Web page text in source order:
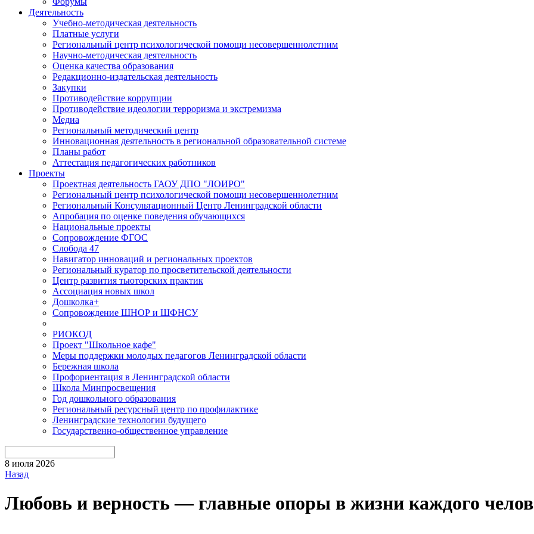
Деятельность
Учебно-методическая деятельность
Платные услуги
Региональный центр психологической помощи несовершеннолетним
Научно-методическая деятельность
Оценка качества образования
Редакционно-издательская деятельность
Закупки
Противодействие коррупции
Противодействие идеологии терроризма и экстремизма
Медиа
Региональный методический центр
Инновационная деятельность в региональной образовательной системе
Планы работ
Аттестация педагогических работников
Проекты
Проектная деятельность ГАОУ ДПО "ЛОИРО"
Региональный центр психологической помощи несовершеннолетним
Региональный Консультационный Центр Ленинградской области
Апробация по оценке поведения обучающихся
Национальные проекты
Сопровождение ФГОС
Слобода 47
Навигатор инноваций и региональных проектов
Региональный куратор по просветительской деятельности
Центр развития тьюторских практик
Ассоциация новых школ
Дошколка+
Сопровождение ШНОР и ШФНСУ
РИОКОД
Проект "Школьное кафе"
Меры поддержки молодых педагогов Ленинградской области
Бережная школа
Профориентация в Ленинградской области
Школа Минпросвещения
Год дошкольного образования
Региональный ресурсный центр по профилактике
Ленинградские технологии будущего
Государственно-общественное управление
8 июля 2026
Назад
Любовь и верность — главные опоры в жизни каждого